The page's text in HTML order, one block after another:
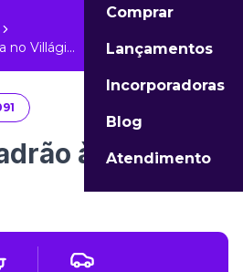
Comprar
Lançamentos
Incorporadoras
Blog
Atendimento
menu
no Villági...
à venda no